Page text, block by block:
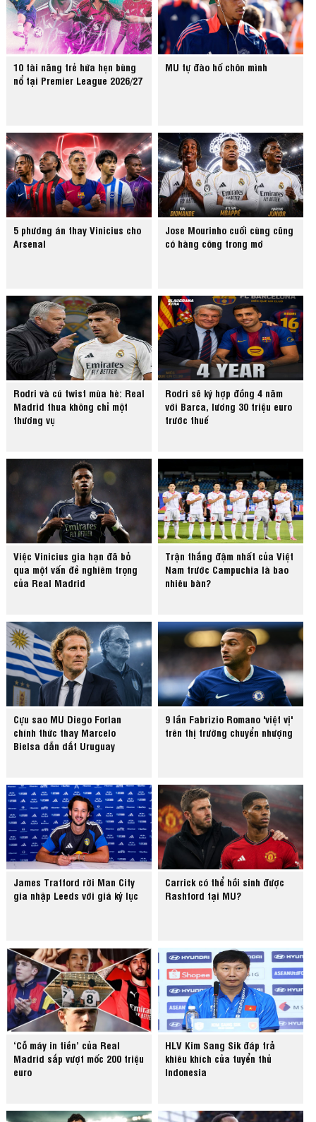
10 tài năng trẻ hứa hẹn bùng
nổ tại Premier League 2026/27
MU tự đào hố chôn mình
5 phương án thay Vinicius cho
Arsenal
Jose Mourinho cuối cùng cũng
có hàng công trong mơ
Rodri và cú twist mùa hè: Real
Madrid thua không chỉ một
thương vụ
Rodri sẽ ký hợp đồng 4 năm
với Barca, lương 30 triệu euro
trước thuế
Việc Vinicius gia hạn đã bỏ
qua một vấn đề nghiêm trọng
của Real Madrid
Trận thắng đậm nhất của Việt
Nam trước Campuchia là bao
nhiêu bàn?
Cựu sao MU Diego Forlan
chính thức thay Marcelo
Bielsa dẫn dắt Uruguay
9 lần Fabrizio Romano 'việt vị'
trên thị trường chuyển nhượng
James Trafford rời Man City
gia nhập Leeds với giá kỷ lục
Carrick có thể hồi sinh được
Rashford tại MU?
‘Cỗ máy in tiền’ của Real
Madrid sắp vượt mốc 200 triệu
euro
HLV Kim Sang Sik đáp trả
khiêu khích của tuyển thủ
Indonesia